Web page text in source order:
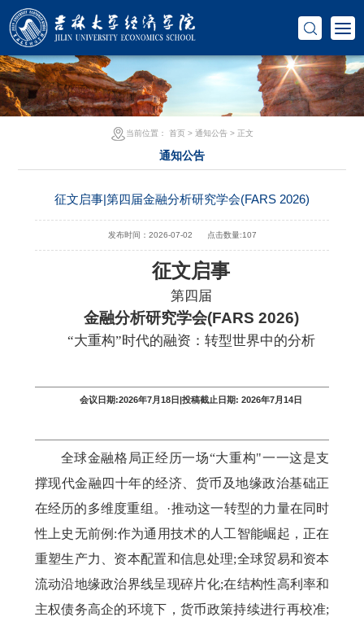
当前位置： 首页> 通知公告> 正文
通知公告
征文启事|第四届金融分析研究学会(FARS 2026)
发布时间：2026-07-02 点击数量:107
征文启事
第四届
金融分析研究学会(FARS 2026)
“大重构”时代的融资：转型世界中的分析
会议日期:2026年7月18日|投稿截止日期: 2026年7月14日
全球金融格局正经历一场“大重构"一一这是支
撑现代金融四十年的经济、货币及地缘政治基础正
在经历的多维度重组。·推动这一转型的力量在同时
性上史无前例 :作为通用技术的人工智能崛起，正在
重塑生产力、资本配置和信息处理;全球贸易和资本
流动沿地缘政治界线呈现碎片化;在结构性高利率和
主权债务高企的环境下，货币政策持续进行再校准;